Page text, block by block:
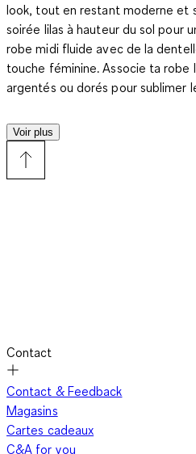
look, tout en restant moderne et
soirée lilas à hauteur du sol pour
robe midi fluide avec de la
touche féminine. Associe ta robe
argentés ou dorés pour sublimer
ta tenue. Avec des vêtements
événements.
lilas avec ton jean préféré ou
jupe blanche pour un look estival
les sweat-shirts ou les sweat-
sont un excellent choix. Ces
élégante mais confortable, idéale
Voir plus
Contact
Contact & Feedback
Magasins
Cartes cadeaux
C&A for you